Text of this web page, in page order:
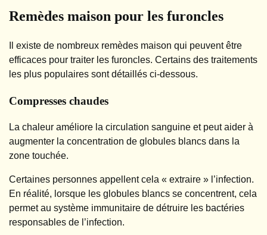
Remèdes maison pour les furoncles
Il existe de nombreux remèdes maison qui peuvent être
efficaces pour traiter les furoncles. Certains des traitements
les plus populaires sont détaillés ci-dessous.
Compresses chaudes
La chaleur améliore la circulation sanguine et peut aider à
augmenter la concentration de globules blancs dans la
zone touchée.
Certaines personnes appellent cela « extraire » l’infection.
En réalité, lorsque les globules blancs se concentrent, cela
permet au système immunitaire de détruire les bactéries
responsables de l’infection.